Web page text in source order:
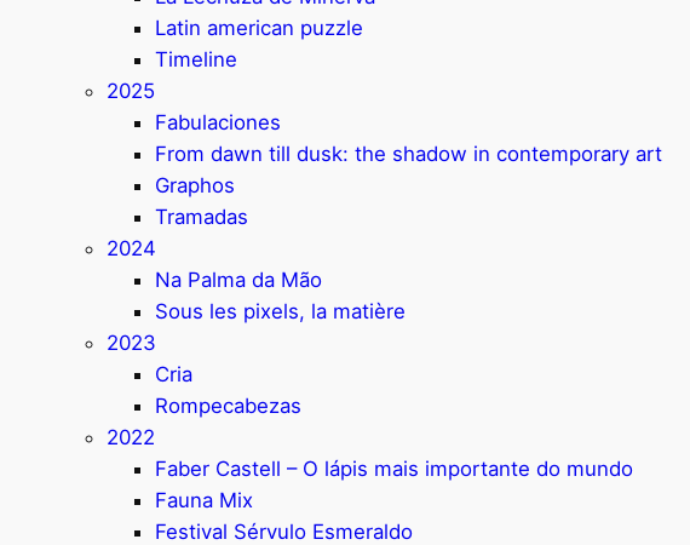
Latin american puzzle
Timeline
2025
Fabulaciones
From dawn till dusk: the shadow in contemporary art
Graphos
Tramadas
2024
Na Palma da Mão
Sous les pixels, la matière
2023
Cria
Rompecabezas
2022
Faber Castell – O lápis mais importante do mundo
Fauna Mix
Festival Sérvulo Esmeraldo